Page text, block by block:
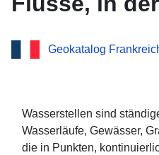
ZNT im Jahr
et-Loire
Geokatalog
Wasserstellen sind
Wasserläufe, Gewässer,
die in Punkten,